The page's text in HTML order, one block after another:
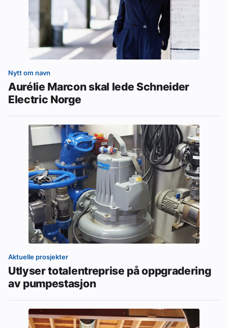
Nytt om navn
Aurélie Marcon skal lede Schneider
Electric Norge
Aktuelle prosjekter
Utlyser totalentreprise på oppgradering
av pumpestasjon